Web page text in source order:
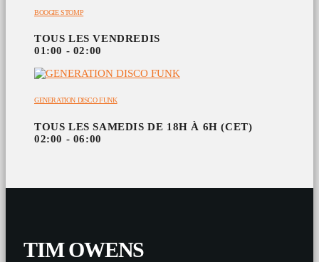
BOOGIE STOMP
TOUS LES VENDREDIS
01:00 - 02:00
GENERATION DISCO FUNK
TOUS LES SAMEDIS DE 18H À 6H (CET)
02:00 - 06:00
TIM OWENS